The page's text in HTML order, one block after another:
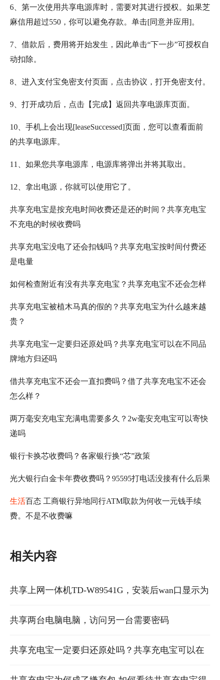
6、第一次使用共享电源库时，需要对其进行授权。如果芝
麻信用超过550，你可以避免存款。单击[同意并应用]。
7、借款后，费用将开始发生，因此单击“下一步”可授权自
动扣除。
8、进入支付宝免密支付页面，点击协议，打开免密支付。
9、打开成功后，点击【完成】返回共享电源库页面。
10、手机上会出现[leaseSuccessed]页面，您可以查看面前
的共享电源库。
11、如果您共享电源库，电源库将弹出并将其取出。
12、拿出电源，你就可以使用它了。
共享充电宝是按充电时间收费还是还的时间？共享充电宝
不充电的时候收费吗
共享充电宝没电了还会扣钱吗？共享充电宝按时间付费还
是电量
如何检查附近有没有共享充电宝？共享充电宝不还会怎样
共享充电宝被植木马真的假的？共享充电宝为什么越来越
贵？
共享充电宝一定要归还原处吗？共享充电宝可以在不同品
牌地方归还吗
借共享充电宝不还会一直扣费吗？借了共享充电宝不还会
怎么样？
两万毫安充电宝充满电需要多久？2w毫安充电宝可以寄快
递吗
银行卡换芯收费吗？各家银行换“芯”政策
光大银行白金卡年费收费吗？95595打电话没接有什么后果
生活百态 工商银行异地同行ATM取款为何收一元钱手续
费。不是不收费嘛
相关内容
共享上网一体机TD-W89541G，安装后wan口显示为
空白。。
共享两台电脑电脑，访问另一台需要密码
共享充电宝一定要归还原处吗？共享充电宝可以在